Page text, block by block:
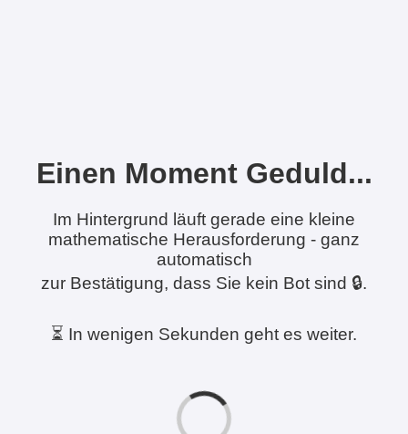
Einen Moment Geduld...
Im Hintergrund läuft gerade eine kleine
mathematische Herausforderung - ganz
automatisch
zur Bestätigung, dass Sie kein Bot sind 🔒.
⏳ In wenigen Sekunden geht es weiter.